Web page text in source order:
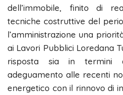
dell’immobile, finito di
tecniche costruttive del
l’amministrazione una
ai Lavori Pubblici Loredana
risposta sia in termini
adeguamento alle recenti
energetico con il rinnovo di